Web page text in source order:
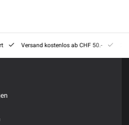
Versand kostenlos ab CHF 50.-